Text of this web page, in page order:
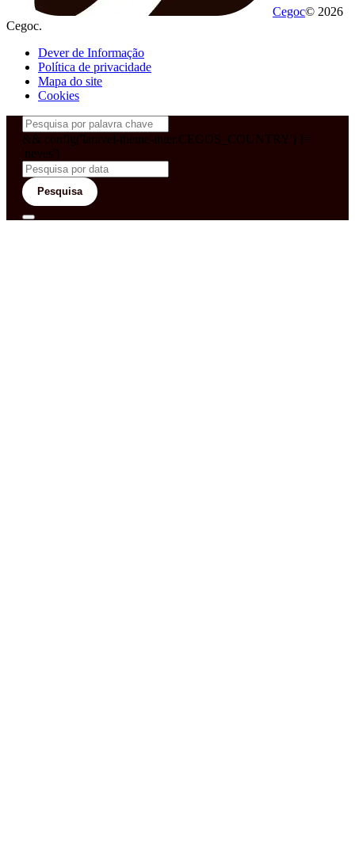
Cegoc© 2026
Cegoc.
Dever de Informação
Política de privacidade
Mapa do site
Cookies
&& config('laravel-theme-inter.CEGOS_COUNTRY') !=
'neves')
Pesquisa